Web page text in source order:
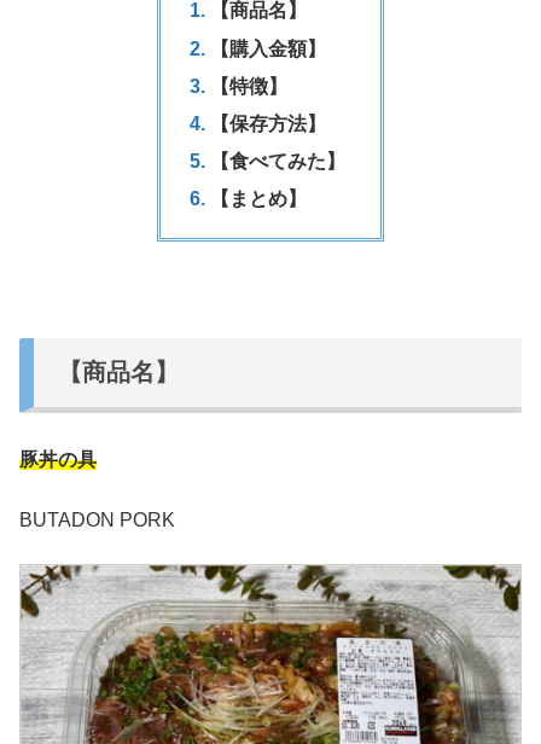
【商品名】
【購入金額】
【特徴】
【保存方法】
【食べてみた】
【まとめ】
【商品名】
豚丼の具
BUTADON PORK